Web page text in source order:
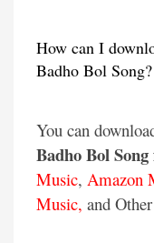
How can I
Badho Bol Song?
You can
Badho Bol
Music, Amazon
Music, and